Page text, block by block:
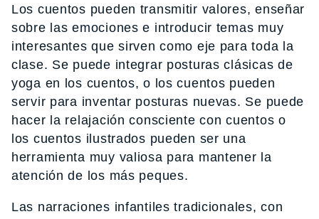
Los cuentos pueden transmitir valores, enseñar
sobre las emociones e introducir temas muy
interesantes que sirven como eje para toda la
clase. Se puede integrar posturas clásicas de
yoga en los cuentos, o los cuentos pueden
servir para inventar posturas nuevas. Se puede
hacer la relajación consciente con cuentos o
los cuentos ilustrados pueden ser una
herramienta muy valiosa para mantener la
atención de los más peques.
Las narraciones infantiles tradicionales, con